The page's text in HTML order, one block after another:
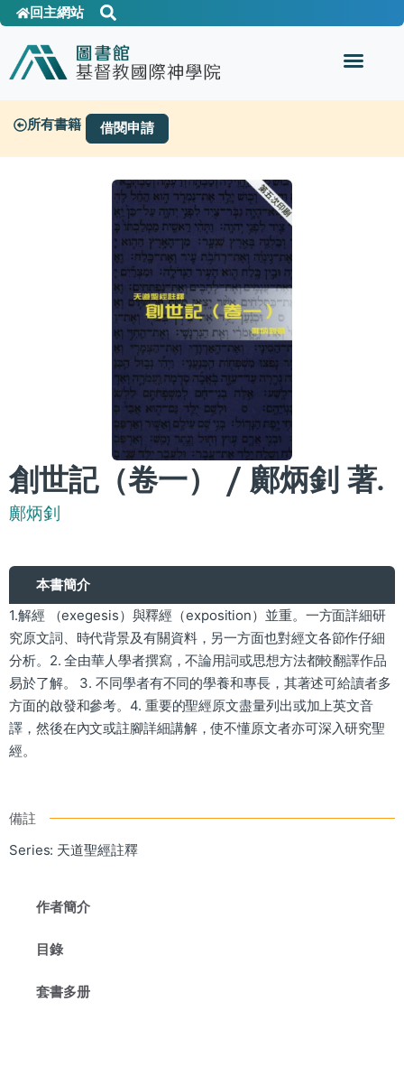
回主網站
所有書籍 借閱申請
創世記（卷一） / 鄺炳釗 著.
鄺炳釗
本書簡介
作者簡介
目錄
套書多册
1.解經 （exegesis）與釋經（exposition）並重。一方面詳細研
究原文詞、時代背景及有關資料，另一方面也對經文各節作仔細
分析。2. 全由華人學者撰寫，不論用詞或思想方法都較翻譯作品
易於了解。 3. 不同學者有不同的學養和專長，其著述可給讀者多
方面的啟發和參考。4. 重要的聖經原文盡量列出或加上英文音
譯，然後在內文或註腳詳細講解，使不懂原文者亦可深入研究聖
經。
備註
Series: 天道聖經註釋